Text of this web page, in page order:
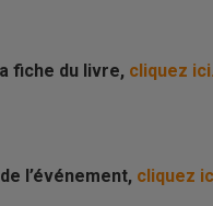
fiche du livre, cliquez ici.
l’événement, cliquez